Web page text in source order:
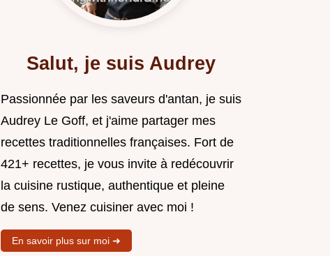
Salut, je suis Audrey
Passionnée par les saveurs d'antan, je suis
Audrey Le Goff, et j'aime partager mes
recettes traditionnelles françaises. Fort de
421+ recettes, je vous invite à redécouvrir
la cuisine rustique, authentique et pleine
de sens. Venez cuisiner avec moi !
En savoir plus sur moi ➜